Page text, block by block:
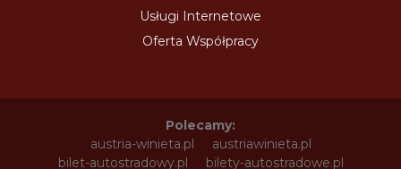
Usługi Internetowe
Oferta Współpracy
Polecamy:
austria-winieta.pl
austriawinieta.pl
bilet-autostradowy.pl
bilety-autostradowe.pl